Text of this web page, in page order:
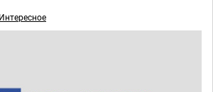
Интересное